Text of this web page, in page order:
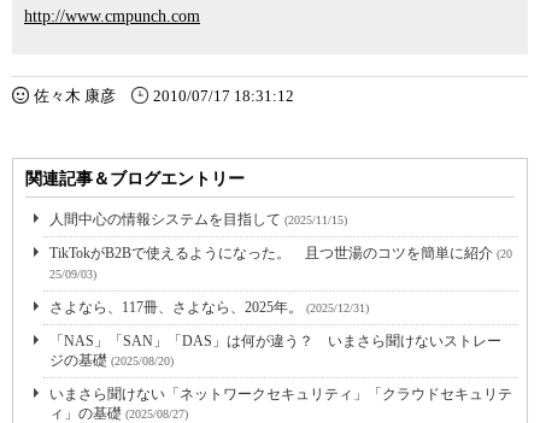
http://www.cmpunch.com
佐々木 康彦 2010/07/17 18:31:12
関連記事＆ブログエントリー
人間中心の情報システムを目指して (2025/11/15)
TikTokがB2Bで使えるようになった。 且つ世湯のコツを簡単に紹介 (20
25/09/03)
さよなら、117冊、さよなら、2025年。 (2025/12/31)
「NAS」「SAN」「DAS」は何が違う？ いまさら聞けないストレー
ジの基礎 (2025/08/20)
いまさら聞けない「ネットワークセキュリティ」「クラウドセキュリテ
ィ」の基礎 (2025/08/27)